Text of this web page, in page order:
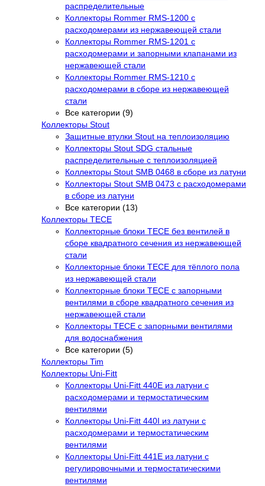
распределительные
Коллекторы Rommer RMS-1200 с
расходомерами из нержавеющей стали
Коллекторы Rommer RMS-1201 с
расходомерами и запорными клапанами из
нержавеющей стали
Коллекторы Rommer RMS-1210 с
расходомерами в сборе из нержавеющей
стали
Все категории (9)
Коллекторы Stout
Защитные втулки Stout на теплоизоляцию
Коллекторы Stout SDG стальные
распределительные с теплоизоляцией
Коллекторы Stout SMB 0468 в сборе из латуни
Коллекторы Stout SMB 0473 с расходомерами
в сборе из латуни
Все категории (13)
Коллекторы TECE
Коллекторные блоки TECE без вентилей в
сборе квадратного сечения из нержавеющей
стали
Коллекторные блоки TECE для тёплого пола
из нержавеющей стали
Коллекторные блоки TECE с запорными
вентилями в сборе квадратного сечения из
нержавеющей стали
Коллекторы TECE с запорными вентилями
для водоснабжения
Все категории (5)
Коллекторы Tim
Коллекторы Uni-Fitt
Коллекторы Uni-Fitt 440E из латуни с
расходомерами и термостатическим
вентилями
Коллекторы Uni-Fitt 440I из латуни с
расходомерами и термостатическим
вентилями
Коллекторы Uni-Fitt 441E из латуни с
регулировочными и термостатическими
вентилями